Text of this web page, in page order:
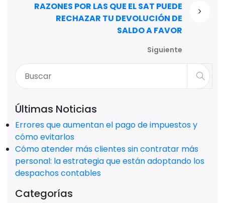
RAZONES POR LAS QUE EL SAT PUEDE
RECHAZAR TU DEVOLUCIÓN DE
SALDO A FAVOR
Siguiente
Últimas Noticias
Errores que aumentan el pago de impuestos y
cómo evitarlos
Cómo atender más clientes sin contratar más
personal: la estrategia que están adoptando los
despachos contables
Categorías